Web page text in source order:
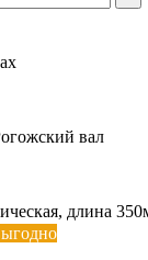
вал